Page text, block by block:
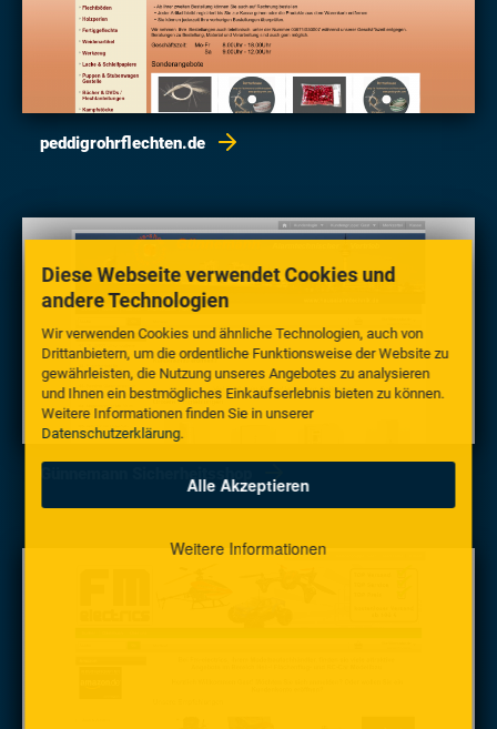
Diese Webseite verwendet Cookies und
andere Technologien
Wir verwenden Cookies und ähnliche Technologien, auch von
Drittanbietern, um die ordentliche Funktionsweise der Website zu
gewährleisten, die Nutzung unseres Angebotes zu analysieren
und Ihnen ein bestmögliches Einkaufserlebnis bieten zu können.
Weitere Informationen finden Sie in unserer
Datenschutzerklärung.
Alle Akzeptieren
Weitere Informationen
peddigrohrflechten.de